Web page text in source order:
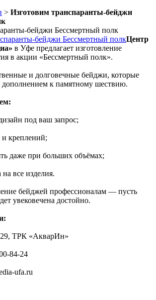
> Изготовим транспаранты-бейджи
бейджи Бессмертный полк
Центр
в Уфе предлагает изготовление
в акции «Бессмертный полк».
и долговечные бейджи, которые
дополнением к памятному шествию.
под ваш запрос;
креплений;
даже при больших объёмах;
все изделия.
бейджей профессионалам — пусть
увековечена достойно.
ТРК «АкварИн»
84-24
ufa.ru